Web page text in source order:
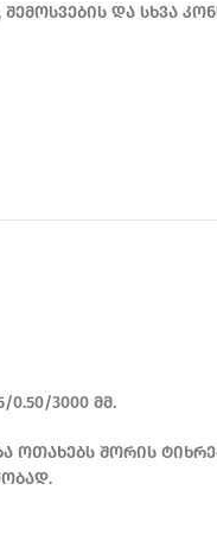
და სხვა
0.50/3000 მმ.
ოთახებს შორის